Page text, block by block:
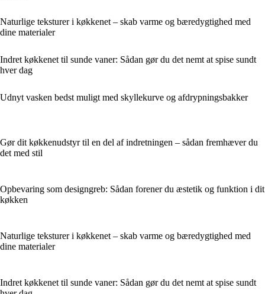
Naturlige teksturer i køkkenet – skab varme og bæredygtighed med
dine materialer
Indret køkkenet til sunde vaner: Sådan gør du det nemt at spise sundt
hver dag
Udnyt vasken bedst muligt med skyllekurve og afdrypningsbakker
Gør dit køkkenudstyr til en del af indretningen – sådan fremhæver du
det med stil
Opbevaring som designgreb: Sådan forener du æstetik og funktion i dit
køkken
Naturlige teksturer i køkkenet – skab varme og bæredygtighed med
dine materialer
Indret køkkenet til sunde vaner: Sådan gør du det nemt at spise sundt